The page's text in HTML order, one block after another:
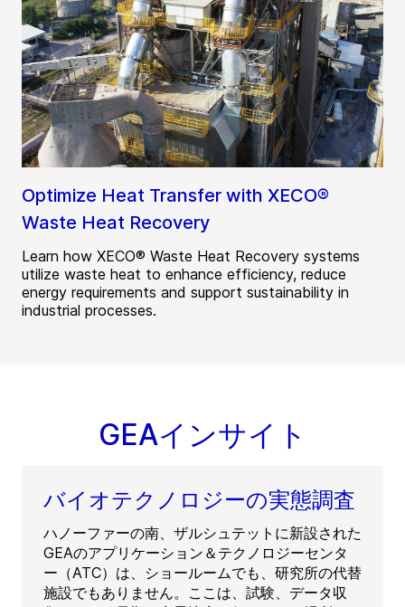
Optimize Heat Transfer with XECO®
Waste Heat Recovery
Learn how XECO® Waste Heat Recovery systems
utilize waste heat to enhance efficiency, reduce
energy requirements and support sustainability in
industrial processes.
GEAインサイト
バイオテクノロジーの実態調査
ハノーファーの南、ザルシュテットに新設された
GEAのアプリケーション＆テクノロジーセンタ
ー（ATC）は、ショールームでも、研究所の代替
施設でもありません。ここは、試験、データ収